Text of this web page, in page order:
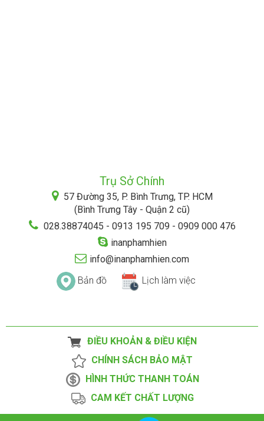
Trụ Sở Chính
57 Đường 35, P. Bình Trưng, TP. HCM
(Bình Trưng Tây - Quận 2 cũ)
028.38874045 - 0913 195 709 - 0909 000 476
inanphamhien
info@inanphamhien.com
Bản đồ
Lịch làm việc
ĐIỀU KHOẢN & ĐIỀU KIỆN
CHÍNH SÁCH BẢO MẬT
HÌNH THỨC THANH TOÁN
CAM KẾT CHẤT LƯỢNG